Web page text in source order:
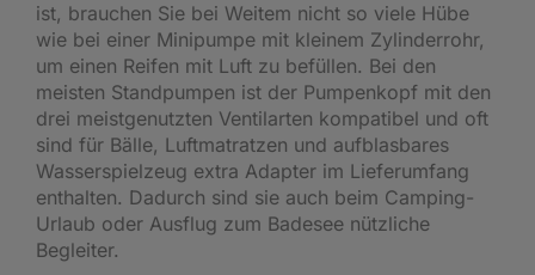
ist, brauchen Sie bei Weitem nicht so viele Hübe
wie bei einer Minipumpe mit kleinem Zylinderrohr,
um einen Reifen mit Luft zu befüllen. Bei den
meisten Standpumpen ist der Pumpenkopf mit den
drei meistgenutzten Ventilarten kompatibel und oft
sind für Bälle, Luftmatratzen und aufblasbares
Wasserspielzeug extra Adapter im Lieferumfang
enthalten. Dadurch sind sie auch beim Camping-
Urlaub oder Ausflug zum Badesee nützliche
Begleiter.